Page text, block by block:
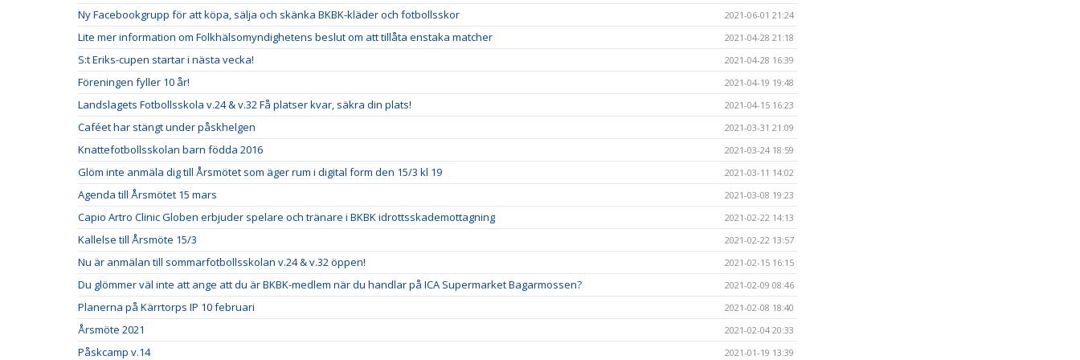
Ny Facebookgrupp för att köpa, sälja och skänka BKBK-kläder och fotbollsskor 2021-06-01 21:24
Lite mer information om Folkhälsomyndighetens beslut om att tillåta enstaka matcher 2021-04-28 21:18
S:t Eriks-cupen startar i nästa vecka! 2021-04-28 16:39
Föreningen fyller 10 år! 2021-04-19 19:48
Landslagets Fotbollsskola v.24 & v.32 Få platser kvar, säkra din plats! 2021-04-15 16:23
Caféet har stängt under påskhelgen 2021-03-31 21:09
Knattefotbollsskolan barn födda 2016 2021-03-24 18:59
Glöm inte anmäla dig till Årsmötet som äger rum i digital form den 15/3 kl 19 2021-03-11 14:02
Agenda till Årsmötet 15 mars 2021-03-08 19:23
Capio Artro Clinic Globen erbjuder spelare och tränare i BKBK idrottsskademottagning 2021-02-22 14:13
Kallelse till Årsmöte 15/3 2021-02-22 13:57
Nu är anmälan till sommarfotbollsskolan v.24 & v.32 öppen! 2021-02-15 16:15
Du glömmer väl inte att ange att du är BKBK-medlem när du handlar på ICA Supermarket Bagarmossen? 2021-02-09 08:46
Planerna på Kärrtorps IP 10 februari 2021-02-08 18:40
Årsmöte 2021 2021-02-04 20:33
Påskcamp v.14 2021-01-19 13:39